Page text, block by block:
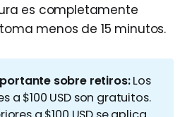
es completamente
menos de 15 minutos.
sobre retiros:Los
a $100 USD son gratuitos.